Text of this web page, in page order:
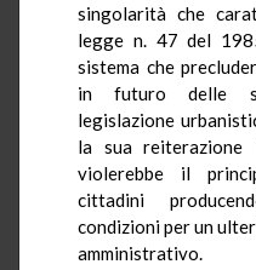
singolarità che
legge n. 47 del
sistema che
in futuro delle
legislazione
la sua reiterazione
violerebbe il
cittadini
condizioni per un
amministrativo.